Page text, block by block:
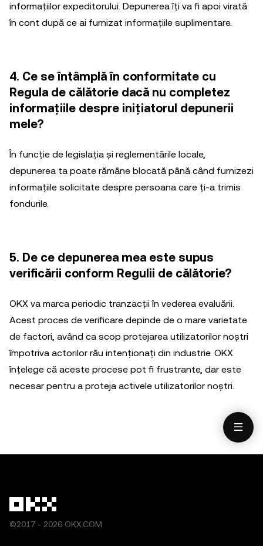
informațiilor expeditorului. Depunerea îți va fi apoi virată
în cont după ce ai furnizat informațiile suplimentare.
4. Ce se întâmplă în conformitate cu
Regula de călătorie dacă nu completez
informațiile despre inițiatorul depunerii
mele?
În funcție de legislația și reglementările locale,
depunerea ta poate rămâne blocată până când furnizezi
informațiile solicitate despre persoana care ți-a trimis
fondurile.
5. De ce depunerea mea este supus
verificării conform Regulii de călătorie?
OKX va marca periodic tranzacții în vederea evaluării.
Acest proces de verificare depinde de o mare varietate
de factori, având ca scop protejarea utilizatorilor noștri
împotriva actorilor rău intenționați din industrie. OKX
înțelege că aceste procese pot fi frustrante, dar este
necesar pentru a proteja activele utilizatorilor noștri.
©2017 - 2026 OKX.COM